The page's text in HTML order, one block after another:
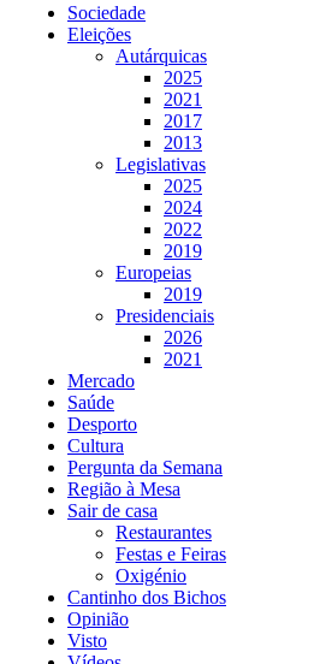
Sociedade
Eleições
Autárquicas
2025
2021
2017
2013
Legislativas
2025
2024
2022
2019
Europeias
2019
Presidenciais
2026
2021
Mercado
Saúde
Desporto
Cultura
Pergunta da Semana
Região à Mesa
Sair de casa
Restaurantes
Festas e Feiras
Oxigénio
Cantinho dos Bichos
Opinião
Visto